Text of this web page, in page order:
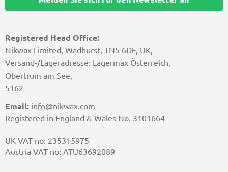
Registered Head Office:
Nikwax Limited, Wadhurst, TN5 6DF, UK,
Versand-/Lageradresse: Lagermax Österreich,
Obertrum am See,
5162
Email: info@nikwax.com
Registered in England & Wales No. 3101664
UK VAT no: 235315975
Austria VAT no: ATU63692089